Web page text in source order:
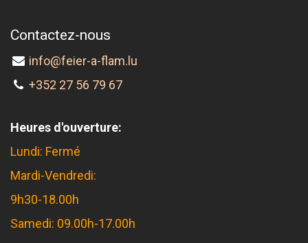
Contactez-nous
info@feier-a-flam.lu
+352 27 56 79 67
Heures d'ouverture:
Lundi: Fermé
Mardi-Vendredi:
9h30-18.00h
Samedi: 09.00h-17.00h